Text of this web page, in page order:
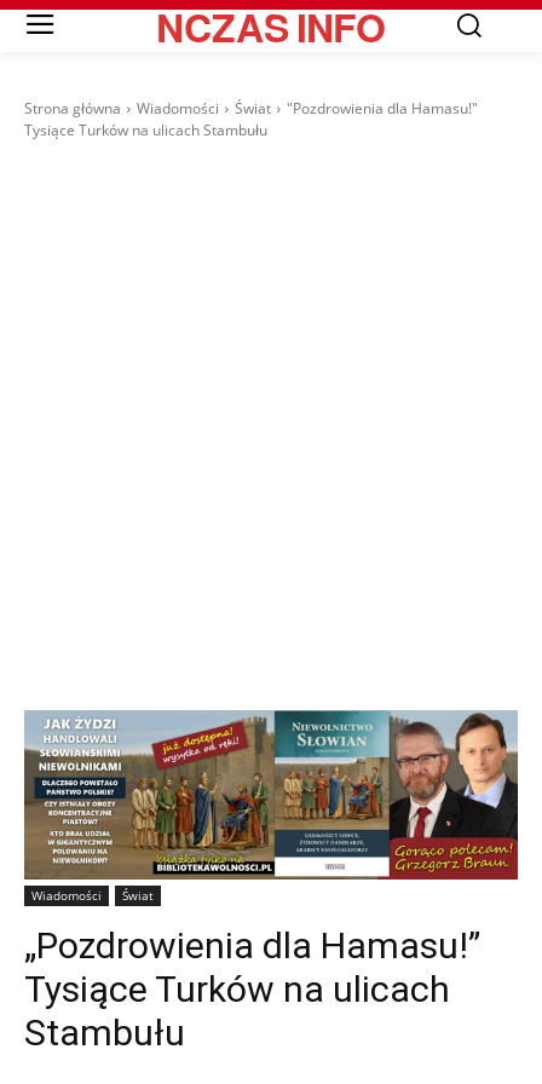
NCZASINFO
Strona główna Wiadomości Świat
"Pozdrowienia dla Hamasu!"
Tysiące Turków na ulicach Stambułu
Wiadomości Świat
„Pozdrowienia dla Hamasu!”
Tysiące Turków na ulicach
Stambułu